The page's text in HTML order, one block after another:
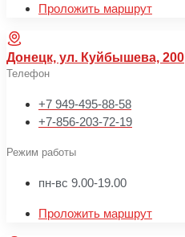
Проложить маршрут
Донецк, ул. Куйбышева, 200
Телефон
+7 949-495-88-58
+7-856-203-72-19
Режим работы
пн-вс 9.00-19.00
Проложить маршрут